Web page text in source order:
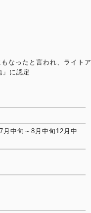
なったと言われ、ライトア
に認定
月中旬～8月中旬12月中